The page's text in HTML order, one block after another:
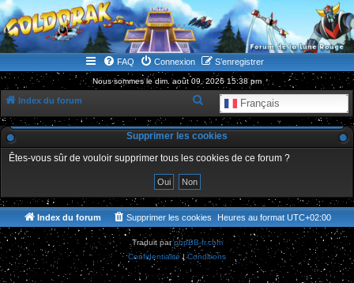
WWW.GOLDORAKGO.COM
le site de la Lune Rouge
FAQ Connexion S’enregistrer
Nous sommes le dim. août 09, 2026 15:38 pm
Index du forum Français
e
c
h
h
e
r
Supprimer les cookies
Êtes-vous sûr de vouloir supprimer tous les cookies de ce forum ?
Index du forum Heures au format UTC+02:00
Supprimer les cookies
Traduit parphpBB-fr.com
Confidentialité|Conditions